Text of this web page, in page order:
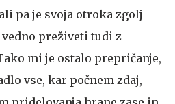
pa je svoja otroka zgolj
vedno preživeti tudi z
mi je ostalo prepričanje,
vse, kar počnem zdaj,